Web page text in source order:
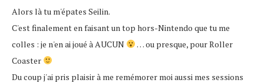
Alors là tu m'épates Seilin.
C'est finalement en faisant un top hors-Nintendo que tu me
colles : je n'en ai joué à AUCUN
… ou presque, pour Roller
Coaster
Du coup j'ai pris plaisir à me remémorer moi aussi mes sessions